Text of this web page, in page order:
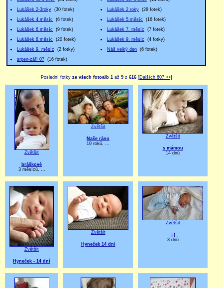
Lukášek 2-3roky (30 fotek) Lukášek 2 roky (28 fotek)
Lukášek 4.měsíc (6 fotek) Lukášek 5.měsíc (16 fotek)
Lukášek 6.měsíc (9 fotek) Lukášek 7. měsíc (7 fotek)
Lukášek 8.měsíc (20 fotek) Lukášek 9. měsíc (4 fotky)
Lukášek 9. měsíc (2 fotky) Náš velký den (6 fotek)
srpen-září 07 (16 fotek)
Poslední fotky ze všech fotoalb 1až 9z 616 [Dalších 607 >>]
Zvětšit
bráškové
3 měsíců, ...
Zvětšit
Naše ráno
10 roků, ...
Zvětšit
s mámou
14 dnů
Zvětšit
Hyneček - 14 dní
Zvětšit
Hyneček 14 dní
Zvětšit
:-)
3 dnů